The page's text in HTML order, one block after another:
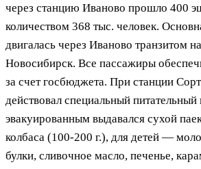
через станцию Иваново прошло 400
количеством 368 тыс. человек.
двигалась через Иваново транзитом
Новосибирск. Все пассажиры
за счет госбюджета. При станции
действовал специальный питательный
эвакуированным выдавался сухой
колбаса (100-200 г.), для детей —
булки, сливочное масло, печенье,